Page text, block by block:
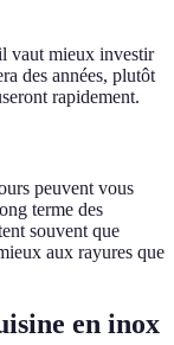
vaut mieux investir
des années, plutôt
rapidement.
peuvent vous
terme des
souvent que
aux rayures que
en inox